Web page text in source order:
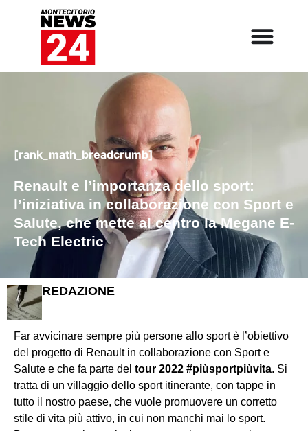
[rank_math_breadcrumb]
Renault e l’importanza dello sport:
l’iniziativa in collaborazione con Sport e
Salute, che mette al centro la Megane E-
Tech Electric
REDAZIONE
Far avvicinare sempre più persone allo sport è l’obiettivo
del progetto di Renault in collaborazione con Sport e
Salute e che fa parte del tour 2022 #piùsportpiùvita . Si
tratta di un villaggio dello sport itinerante, con tappe in
tutto il nostro paese, che vuole promuovere un corretto
stile di vita più attivo, in cui non manchi mai lo sport.